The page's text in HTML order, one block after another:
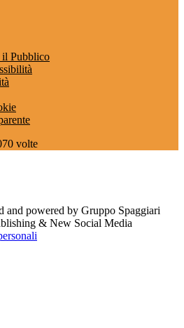
Pubblico
volte
and powered by Gruppo Spaggiari
& New Social Media